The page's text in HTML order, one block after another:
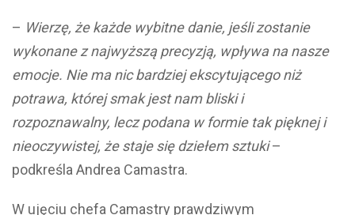
– Wierzę, że każde wybitne danie, jeśli zostanie
wykonane z najwyższą precyzją, wpływa na nasze
emocje. Nie ma nic bardziej ekscytującego niż
potrawa, której smak jest nam bliski i
rozpoznawalny, lecz podana w formie tak pięknej i
nieoczywistej, że staje się dziełem sztuki–
podkreśla Andrea Camastra.
W ujęciu chefa Camastry prawdziwym